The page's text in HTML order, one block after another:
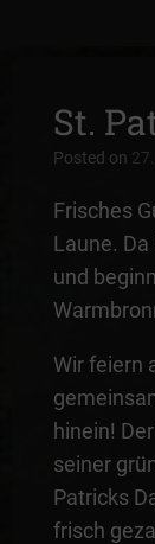
St.
Posted on
Frisches
Laune.
und
Wir feiern
hinein!
seiner
Patricks
frisch